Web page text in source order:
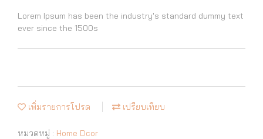
Lorem Ipsum has been the industry's standard dummy text
ever since the 1500s
เพิ่มรายการโปรด เปรียบเทียบ
หมวดหมู่ : Home Dcor